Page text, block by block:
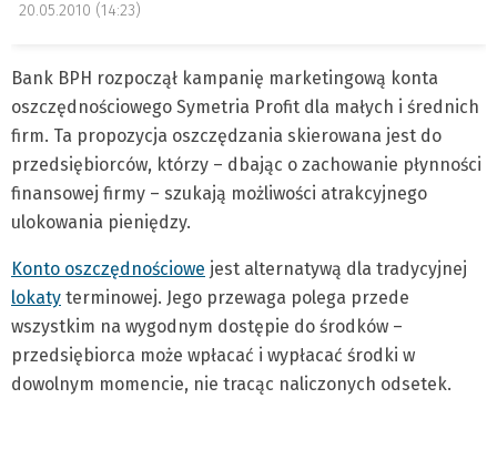
20.05.2010 (14:23)
Bank BPH rozpoczął kampanię marketingową konta
oszczędnościowego Symetria Profit dla małych i średnich
firm. Ta propozycja oszczędzania skierowana jest do
przedsiębiorców, którzy – dbając o zachowanie płynności
finansowej firmy – szukają możliwości atrakcyjnego
ulokowania pieniędzy.
Konto oszczędnościowe jest alternatywą dla tradycyjnej
lokaty terminowej. Jego przewaga polega przede
wszystkim na wygodnym dostępie do środków –
przedsiębiorca może wpłacać i wypłacać środki w
dowolnym momencie, nie tracąc naliczonych odsetek.